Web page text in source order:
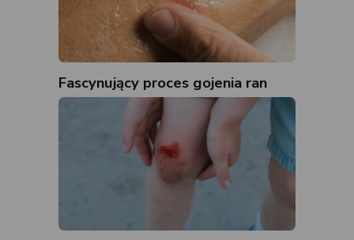
Fascynujący proces gojenia ran